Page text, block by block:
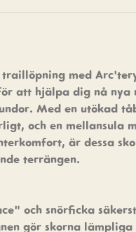
med
att hjälpa dig nå nya
Med en utökad
och en mellansula
är dessa
terrängen.
och snörficka
gör skorna